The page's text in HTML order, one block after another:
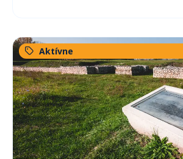
Aktívne